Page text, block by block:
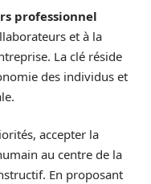
professionnel
et à la
La clé réside
des individus et
accepter la
au centre de la
En proposant